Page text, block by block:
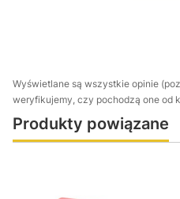
Wyświetlane są wszystkie opinie
weryfikujemy, czy pochodzą one od
Produkty powiązane